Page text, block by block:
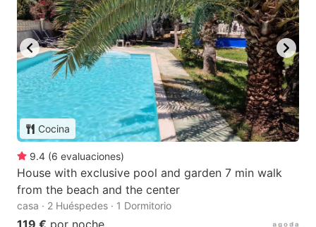
Cocina
9.4 (6 evaluaciones)
House with exclusive pool and garden 7 min walk
from the beach and the center
casa · 2 Huéspedes · 1 Dormitorio